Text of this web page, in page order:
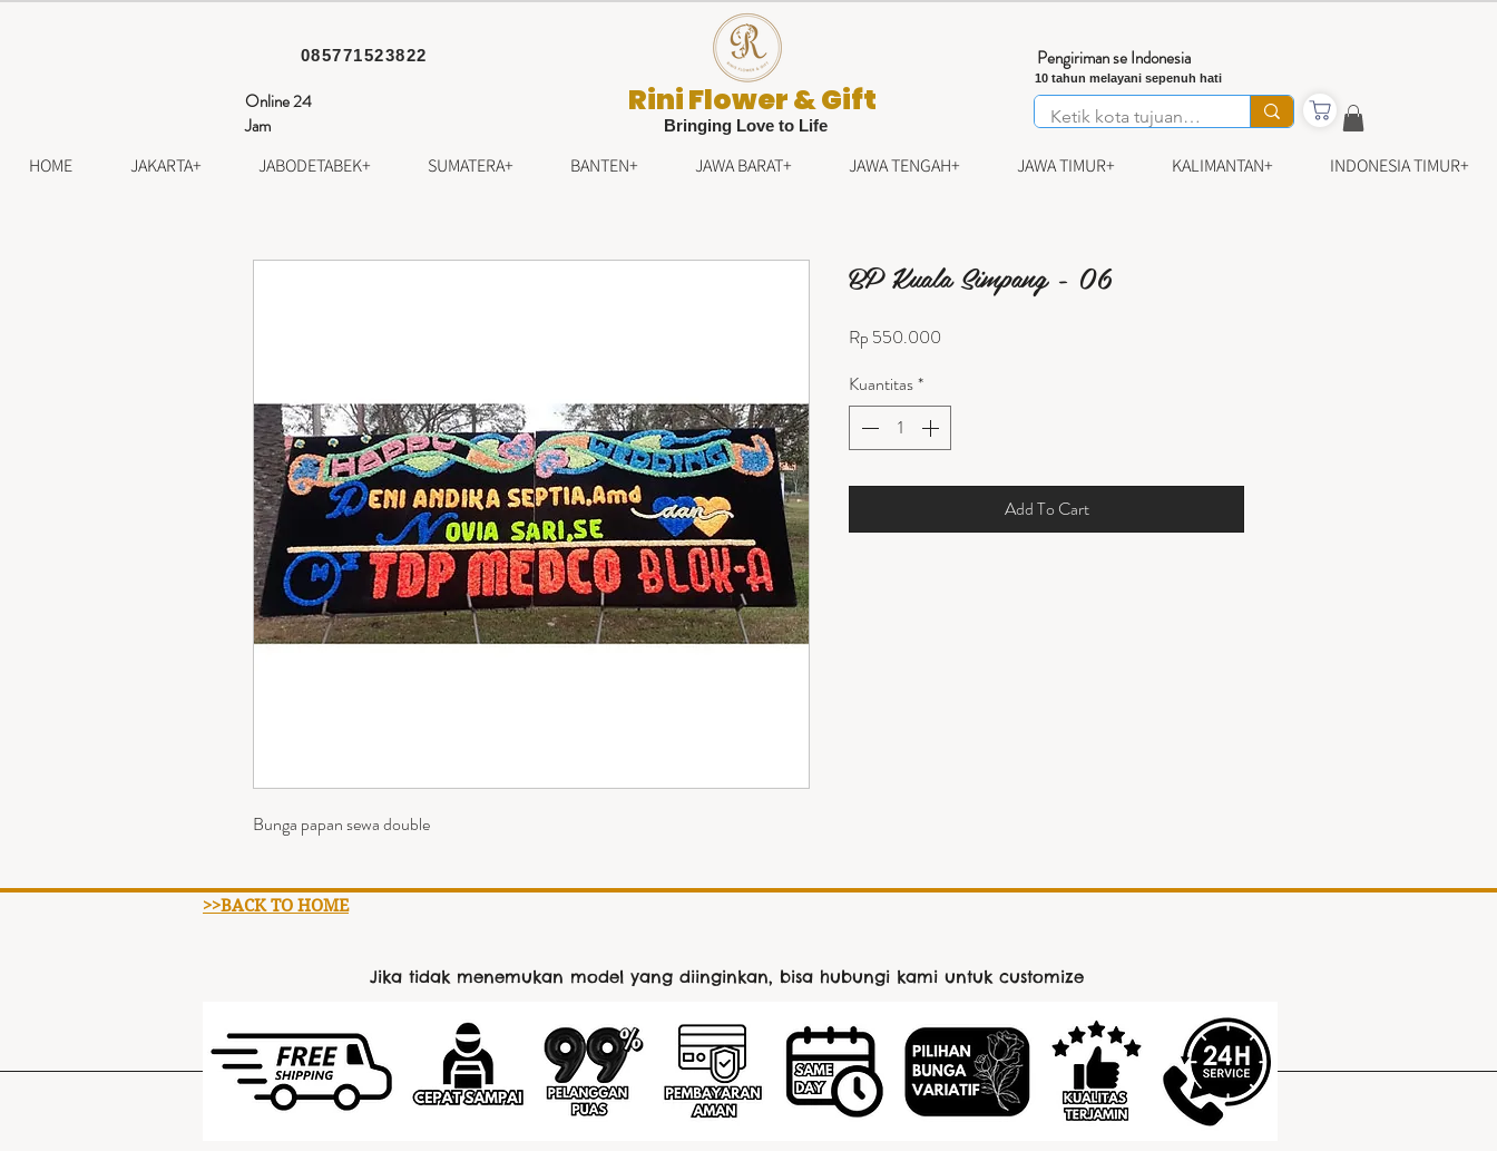
085771523822
Online 24
Jam
Rini Flower & Gift
Bringing Love to Life
10 tahun melayani sepenuh hati
Pengiriman se Indonesia
HOME JAKARTA+ JABODETABEK+ SUMATERA+ BANTEN+ JAWA BARAT+ JAWA TENGAH+ JAWA TIMUR+ KALIMANTAN+ INDONESIA TIMUR+
Bunga papan sewa double
BP Kuala Simpang - 06
Rp 550.000
Kuantitas*
Add To Cart
>>BACK TO HOME
Jika tidak menemukan model yang diinginkan, bisa hubungi kami untuk customize